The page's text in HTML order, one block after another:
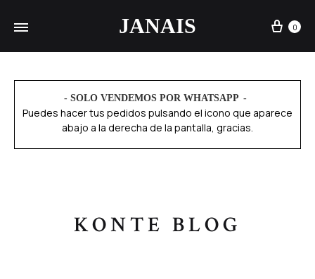
JANAIS 0
- SOLO VENDEMOS POR WHATSAPP
Puedes hacer tus pedidos pulsando el icono que aparece
abajo a la derecha de la pantalla, gracias.
KONTE BLOG